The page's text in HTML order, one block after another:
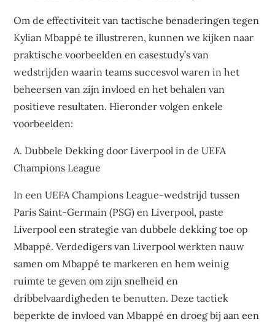
Om de effectiviteit van tactische benaderingen tegen
Kylian Mbappé te illustreren, kunnen we kijken naar
praktische voorbeelden en casestudy’s van
wedstrijden waarin teams succesvol waren in het
beheersen van zijn invloed en het behalen van
positieve resultaten. Hieronder volgen enkele
voorbeelden:
A. Dubbele Dekking door Liverpool in de UEFA
Champions League
In een UEFA Champions League-wedstrijd tussen
Paris Saint-Germain (PSG) en Liverpool, paste
Liverpool een strategie van dubbele dekking toe op
Mbappé. Verdedigers van Liverpool werkten nauw
samen om Mbappé te markeren en hem weinig
ruimte te geven om zijn snelheid en
dribbelvaardigheden te benutten. Deze tactiek
beperkte de invloed van Mbappé en droeg bij aan een